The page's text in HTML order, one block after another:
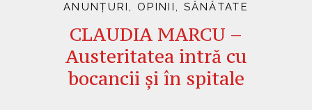
ANUNȚURI, OPINII, SĂNĂTATE
CLAUDIA MARCU –
Austeritatea intră cu
bocancii și în spitale